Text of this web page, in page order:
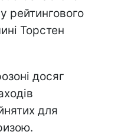
рейтингового
Торстен
досяг
для